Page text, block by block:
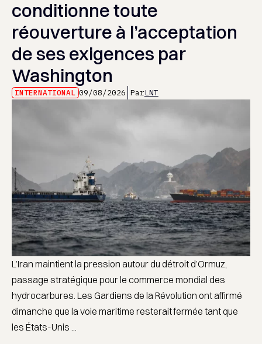
conditionne toute
réouverture à l’acceptation
de ses exigences par
Washington
INTERNATIONAL 09/08/2026 ParLNT
L’Iran maintient la pression autour du détroit d’Ormuz,
passage stratégique pour le commerce mondial des
hydrocarbures. Les Gardiens de la Révolution ont affirmé
dimanche que la voie maritime resterait fermée tant que
les États-Unis ...